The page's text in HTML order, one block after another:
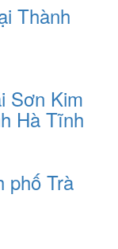
Thành
Sơn Kim
Hà Tĩnh
phố Trà